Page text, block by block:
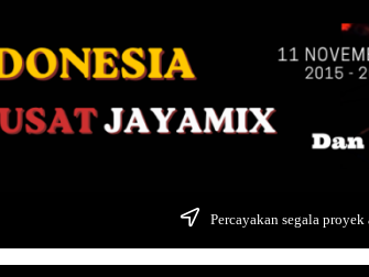
Percayakan segala